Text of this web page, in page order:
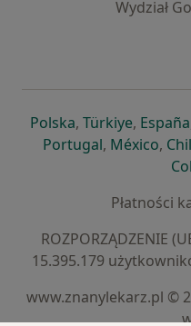
Wydział
Polskaotwiera się w
, Türkiyeotwiera
, España
Portugalotwiera się
, México,
Płatności
ROZPORZĄDZENIE
15.395.179
www.znanylekarz.pl ©